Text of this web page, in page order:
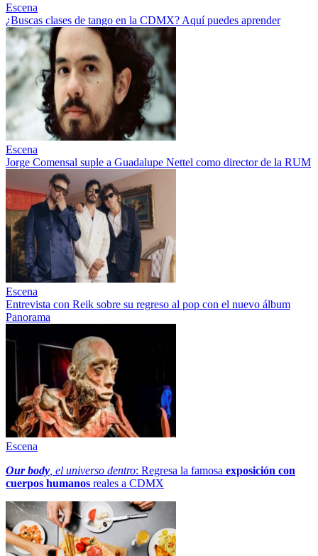
Escena
¿Buscas clases de tango en la CDMX? Aquí puedes aprender
Escena
Jorge Comensal suple a Guadalupe Nettel como director de la RUM
Escena
Entrevista con Reik sobre su regreso al pop con el nuevo álbum
Panorama
Escena
Our body , el universo dentro: Regresa la famosa exposición con
cuerpos humanos reales a CDMX